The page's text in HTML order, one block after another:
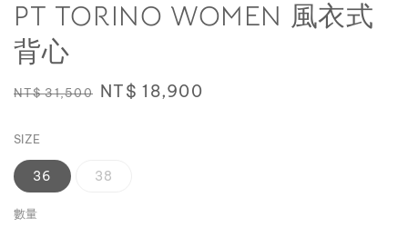
PT TORINO WOMEN 風衣式
背心
Regular
NT$ 31,500 Sale
NT$ 18,900
SIZE
36 38
數量